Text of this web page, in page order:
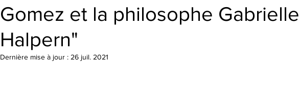
Gomez et la philosophe Gabrielle
Halpern"
Dernière mise à jour : 26 juil. 2021